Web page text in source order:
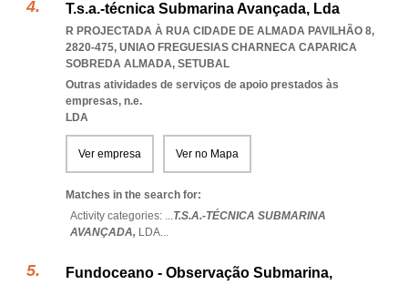
T.s.a.-técnica Submarina Avançada, Lda
R PROJECTADA À RUA CIDADE DE ALMADA PAVILHÃO 8,
2820-475, UNIAO FREGUESIAS CHARNECA CAPARICA
SOBREDA ALMADA, SETUBAL
Outras atividades de serviços de apoio prestados às
empresas, n.e.
LDA
Ver empresa Ver no Mapa
Matches in the search for:
Activity categories: ...T.S.A.-TÉCNICA SUBMARINA
AVANÇADA, LDA...
Fundoceano - Observação Submarina,